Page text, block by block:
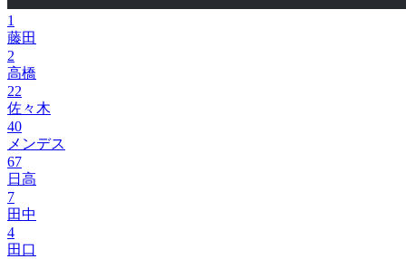
1
藤田
2
高橋
22
佐々木
40
メンデス
67
日高
7
田中
4
田口